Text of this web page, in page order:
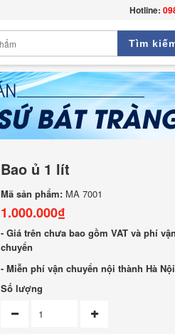
Hotline:
Tìm
Bao ủ 1 lít
Mã sản phẩm: MA 7001
1.000.000₫
- Giá trên chưa bao gồm VAT và phí vận
chuyển
- Miễn phí vận chuyển nội thành Hà Nội
Số lượng